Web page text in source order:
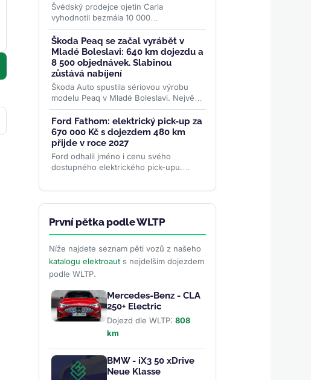
Švédský prodejce ojetin Carla
vyhodnotil bezmála 10 000
diagnostických testů baterií. Nejlepší
elektromobily si po 100 000 km drží
přes...>>
Škoda Peaq se začal vyrábět v
Mladé Boleslavi: 640 km dojezdu a
8 500 objednávek. Slabinou
zůstává nabíjení
Škoda Auto spustila sériovou výrobu
modelu Peaq v Mladé Boleslavi. Největší
elektromobil značky se montuje na
stejné lince jako Enyaq a...>>
Ford Fathom: elektrický pick-up za
670 000 Kč s dojezdem 480 km
přijde v roce 2027
Ford odhalil jméno i cenu svého
dostupného elektrického pick-upu.
(~670 000 Kč), nabídne cílový dojezd...
První pětka podle WLTP
Níže najdete seznam pěti vozů z našeho
katalogu elektroauts nejdelším dojezdem
podle WLTP.
Mercedes-Benz - CLA
250+ Electric
Dojezd dle WLTP: 808
km
BMW - iX3 50 xDrive
Neue Klasse